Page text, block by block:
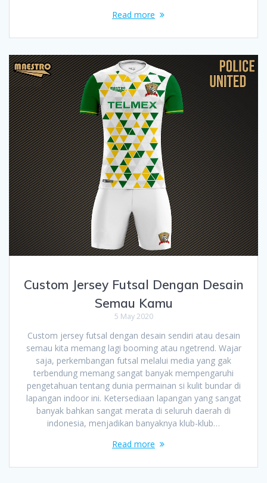
Read more
Custom Jersey Futsal Dengan Desain
Semau Kamu
5 May 2020
Custom jersey futsal dengan desain sendiri atau desain
semau kita memang lagi booming atau ngetrend. Wajar
saja, perkembangan futsal melalui media yang gak
terbendung memang sangat banyak mempengaruhi
pengetahuan tentang dunia permainan si kulit bundar di
lapangan indoor ini. Ketersediaan lapangan yang sangat
banyak bahkan sangat merata di seluruh daerah di
indonesia, menjadikan banyaknya klub-klub…
Read more